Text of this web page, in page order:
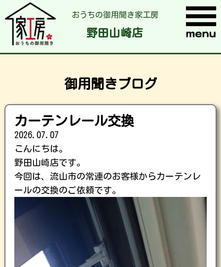
おうちの御用聞き家工房
野田山崎店
御用聞きブログ
カーテンレール交換
2026.07.07
こんにちは。
野田山崎店です。
今回は、流山市の常連のお客様からカーテンレ
ールの交換のご依頼です。